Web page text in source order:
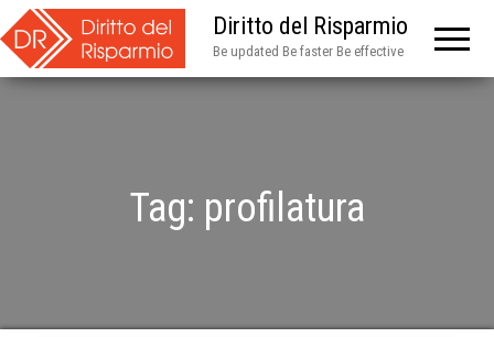
Diritto del Risparmio
Be updated Be faster Be effective
Tag: profilatura